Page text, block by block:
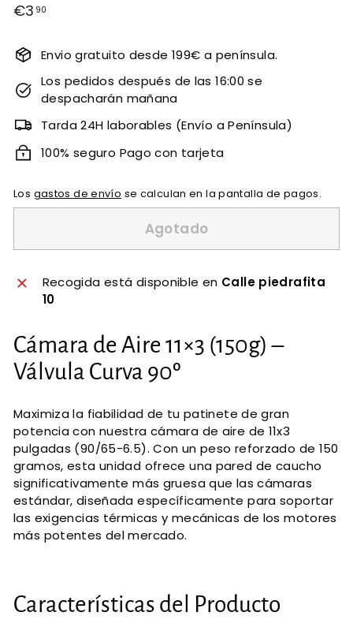
Precio
€3 90
Envio gratuito desde 199€ a península.
Los pedidos después de las 16:00 se
despacharán mañana
Tarda 24H laborables (Envío a Península)
100% seguro Pago con tarjeta
Los gastos de envío se calculan en la pantalla de pagos.
Agotado
Recogida está disponible en Calle piedrafita
10
Cámara de Aire 11×3 (150g) –
Válvula Curva 90º
Maximiza la fiabilidad de tu patinete de gran
potencia con nuestra cámara de aire de 11x3
pulgadas (90/65-6.5). Con un peso reforzado de 150
gramos, esta unidad ofrece una pared de caucho
significativamente más gruesa que las cámaras
estándar, diseñada específicamente para soportar
las exigencias térmicas y mecánicas de los motores
más potentes del mercado.
Características del Producto